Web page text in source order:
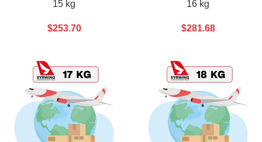
15 kg
$253.70
16 kg
$281.68